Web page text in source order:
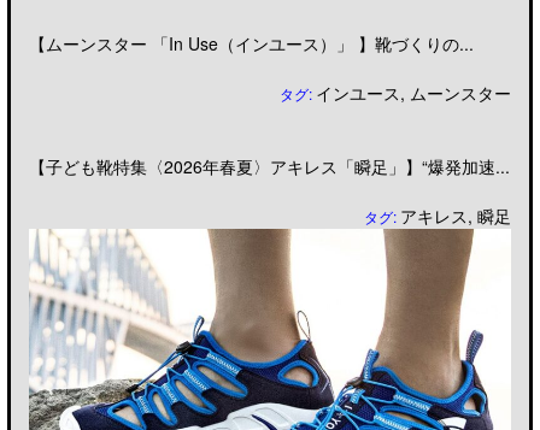
【ムーンスター 「In Use（インユース）」 】靴づくりの...
タグ: インユース, ムーンスター
【子ども靴特集〈2026年春夏〉アキレス「瞬足」】“爆発加速...
タグ: アキレス,瞬足